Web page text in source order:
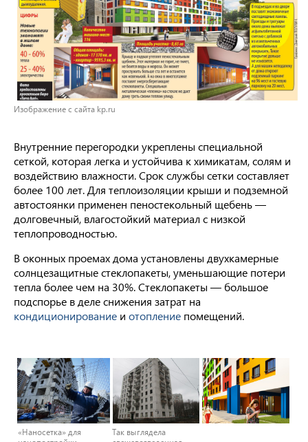
Изображение с сайта kp.ru
Внутренние перегородки укреплены специальной
сеткой, которая легка и устойчива к химикатам, солям и
воздействию влажности. Срок службы сетки составляет
более 100 лет. Для теплоизоляции крыши и подземной
автостоянки применен пеностекольный щебень —
долговечный, влагостойкий материал с низкой
теплопроводностью.
В оконных проемах дома установлены двухкамерные
солнцезащитные стеклопакеты, уменьшающие потери
тепла более чем на 30%. Стеклопакеты — большое
подспорье в деле снижения затрат на
кондиционирование и отопление помещений.
«Наносетка» для
Так выглядела